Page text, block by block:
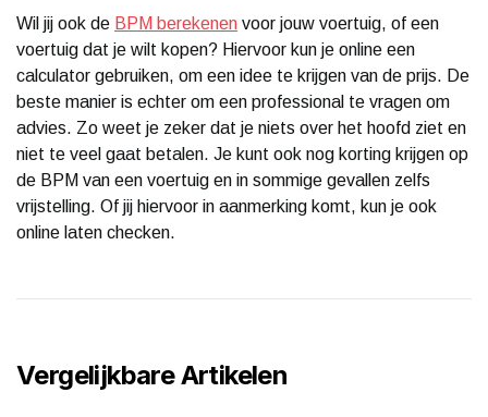
Wil jij ook de BPM berekenen voor jouw voertuig, of een
voertuig dat je wilt kopen? Hiervoor kun je online een
calculator gebruiken, om een idee te krijgen van de prijs. De
beste manier is echter om een professional te vragen om
advies. Zo weet je zeker dat je niets over het hoofd ziet en
niet te veel gaat betalen. Je kunt ook nog korting krijgen op
de BPM van een voertuig en in sommige gevallen zelfs
vrijstelling. Of jij hiervoor in aanmerking komt, kun je ook
online laten checken.
Vergelijkbare Artikelen